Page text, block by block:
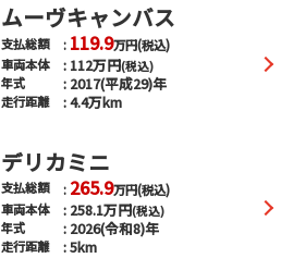
ムーヴキャンバス
支払総額 119.9万円(税込)
車両本体
112万円(税込)
年式 2017(平成29)年
走行距離 4.4万km
デリカミニ
支払総額 265.9万円(税込)
車両本体
258.1万円(税込)
年式 2026(令和8)年
走行距離 5km